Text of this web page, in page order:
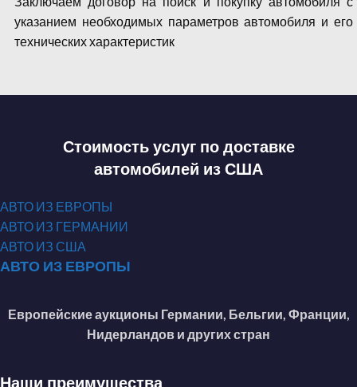
указанием необходимых параметров автомобиля и его
технических характеристик
Стоимость услуг по доставке
автомобилей из США
АВТО ИЗ ЕВРОПЫ
АВТО ИЗ ГЕРМАНИИ
АВТО ИЗ США
АВТО ИЗ ЕВРОПЫ
Европейские аукционы Германии, Бельгии, Франции,
Нидерландов и других стран